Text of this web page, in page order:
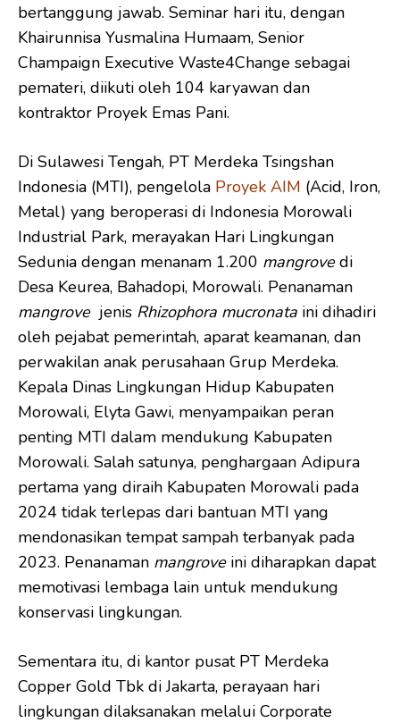
bertanggung jawab. Seminar hari itu, dengan
Khairunnisa Yusmalina Humaam, Senior
Champaign Executive Waste4Change sebagai
pemateri, diikuti oleh 104 karyawan dan
kontraktor Proyek Emas Pani.
Di Sulawesi Tengah, PT Merdeka Tsingshan
Indonesia (MTI), pengelola Proyek AIM (Acid, Iron,
Metal) yang beroperasi di Indonesia Morowali
Industrial Park, merayakan Hari Lingkungan
Sedunia dengan menanam 1.200 mangrovedi
Desa Keurea, Bahadopi, Morowali. Penanaman
mangrove jenis Rhizophora mucronata ini dihadiri
oleh pejabat pemerintah, aparat keamanan, dan
perwakilan anak perusahaan Grup Merdeka.
Kepala Dinas Lingkungan Hidup Kabupaten
Morowali, Elyta Gawi, menyampaikan peran
penting MTI dalam mendukung Kabupaten
Morowali. Salah satunya, penghargaan Adipura
pertama yang diraih Kabupaten Morowali pada
2024 tidak terlepas dari bantuan MTI yang
mendonasikan tempat sampah terbanyak pada
2023. Penanaman mangroveini diharapkan dapat
memotivasi lembaga lain untuk mendukung
konservasi lingkungan.
Sementara itu, di kantor pusat PT Merdeka
Copper Gold Tbk di Jakarta, perayaan hari
lingkungan dilaksanakan melalui Corporate